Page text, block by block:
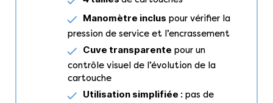
Manomètre inclus pour vérifier la
pression de service et l’encrassement
Cuve transparente pour un
contrôle visuel de l’évolution de la
cartouche
Utilisation simplifiée : pas de